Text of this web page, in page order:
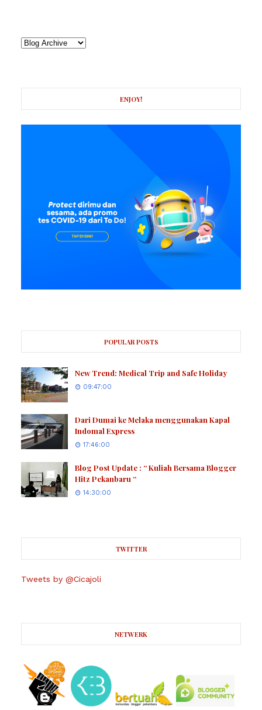
ENJOY!
POPULAR POSTS
New Trend: Medical Trip and Safe Holiday
09:47:00
Dari Dumai ke Melaka menggunakan Kapal
Indomal Express
17:46:00
Blog Post Update : “ Kuliah Bersama Blogger
Hitz Pekanbaru “
14:30:00
TWITTER
Tweets by @Cicajoli
NETWERK